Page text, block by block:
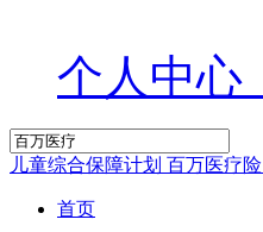
个人中心
儿童综合保障计划 百万医疗险
首页